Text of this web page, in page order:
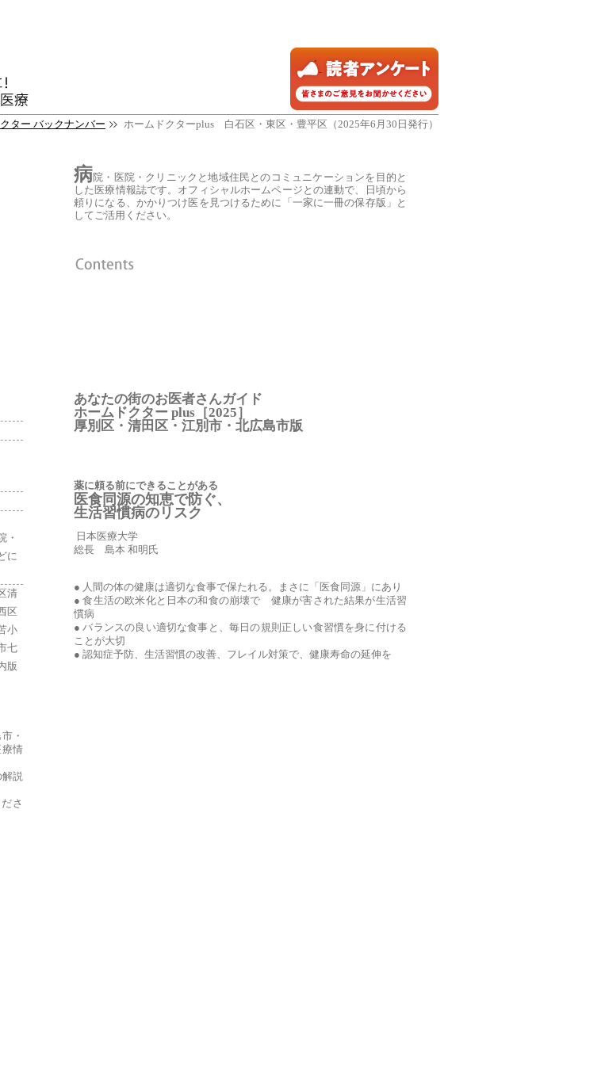
ター バックナンバー ホームドクターplus 白石区・東区・豊平区（2025年6月30日発行）
病院・医院・クリニックと地域住民とのコミュニケーションを目的と
した医療情報誌です。オフィシャルホームページとの連動で、日頃から
頼りになる、かかりつけ医を見つけるために「一家に一冊の保存版」と
してご活用ください。
あなたの街のお医者さんガイド
ホームドクター plus［2025］
厚別区・清田区・江別市・北広島市版
薬に頼る前にできることがある
医食同源の知恵で防ぐ、
生活習慣病のリスク
日本医療大学
総長 島本 和明氏
● 人間の体の健康は適切な食事で保たれる。まさに「医食同源」にあり
● 食生活の欧米化と日本の和食の崩壊で 健康が害された結果が生活習
慣病
● バランスの良い適切な食事と、毎日の規則正しい食習慣を身に付ける
ことが大切
● 認知症予防、生活習慣の改善、フレイル対策で、健康寿命の延伸を
・
に
清
区
小
七
版
・
情
解説
さ